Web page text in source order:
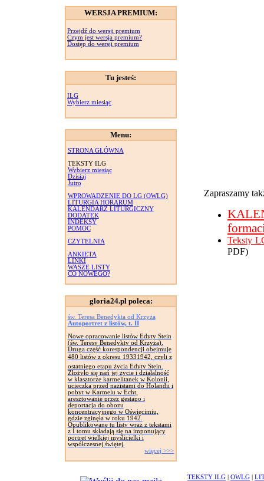
WERSJA PREMIUM:
Przejdź do wersji premium
Czym jest wersja premium?
Dostęp do wersji premium
Tu jesteś:
ILG
Wybierz miesiąc
Menu:
STRONA GŁÓWNA
TEKSTY ILG
Wybierz miesiąc
Dzisiaj
Jutro
WPROWADZENIE DO LG (OWLG)
LITURGIA HORARUM
KALENDARZ LITURGICZNY
DODATEK
INDEKSY
POMOC
CZYTELNIA
ANKIETA
LINKI
WASZE LISTY
CO NOWEGO?
gloria24.pl poleca:
św. Teresa Benedykta od Krzyża
Autoportret z listów, t. II
Nowe opracowanie listów Edyty Stein
(św. Teresy Benedykty od Krzyża).
Druga część korespondencji obejmuje
480 listów z okresu 19331942, czyli z
ostatniego etapu życia Edyty Stein.
Złożyło się nań jej życie i działalność
w klasztorze karmelitanek w Kolonii,
ucieczka przed nazistami do Holandii i
pobyt w Karmelu w Echt,
aresztowanie przez gestapo i
deportacja do obozu
koncentracyjnego w Oświęcimiu,
gdzie zginęła w roku 1942.
Opublikowane tu listy wraz z tekstami
z I tomu składają się na imponujący
portret wielkiej myślicielki i
współczesnej świętej.
więcej >>>
Zapraszamy
Teksty
PDF)
TEKSTY ILG OWLG